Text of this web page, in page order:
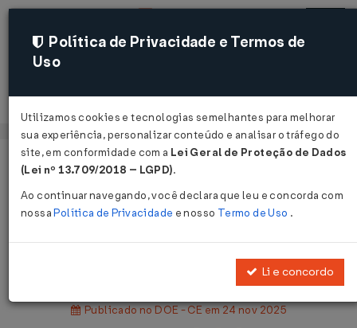
Acessar
Página Inicial Legislações
Instrução Normativa SEFAZ Nº 142
Publicado no DOE - CE em 24 nov 2025
Política de Privacidade e Termos de
Uso
Utilizamos cookies e tecnologias semelhantes para melhorar
sua experiência, personalizar conteúdo e analisar o tráfego do
site, em conformidade com a Lei Geral de Proteção de Dados
(Lei nº 13.709/2018 – LGPD).
Ao continuar navegando, você declara que leu e concorda com
nossaPolítica de Privacidade e nosso Termo de Uso .
Li e concordo